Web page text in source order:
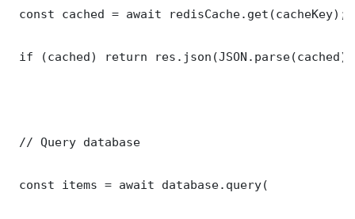
const cached = await redisCache.get(cacheKey);
if (cached) return
// Query database
const items = await database.query(